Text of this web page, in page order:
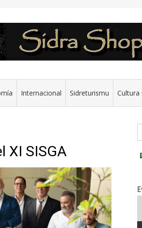
Internacional Sidreturismu Cultura
XI SISGA